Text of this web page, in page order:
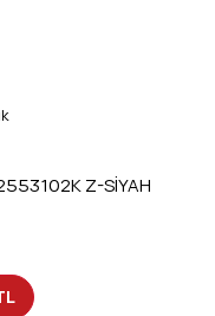
Z-SİYAH